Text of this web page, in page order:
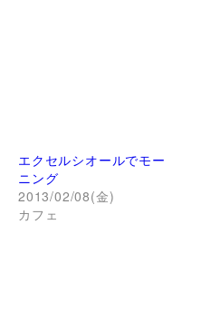
エクセルシオールでモー
ニング
2013/02/08(金)
カフェ